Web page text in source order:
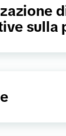
sulla